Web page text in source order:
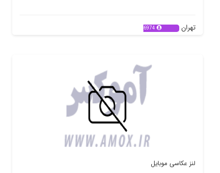
تهران 6974
لنز عکاسی موبایل